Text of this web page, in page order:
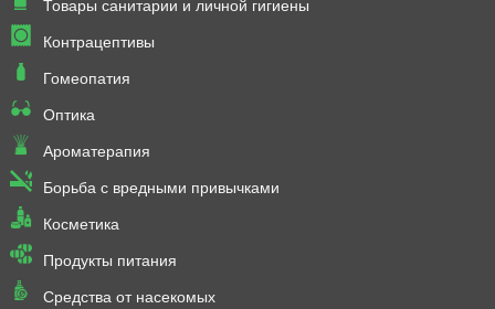
Товары санитарии и личной гигиены
Контрацептивы
Гомеопатия
Оптика
Ароматерапия
Борьба с вредными привычками
Косметика
Продукты питания
Средства от насекомых